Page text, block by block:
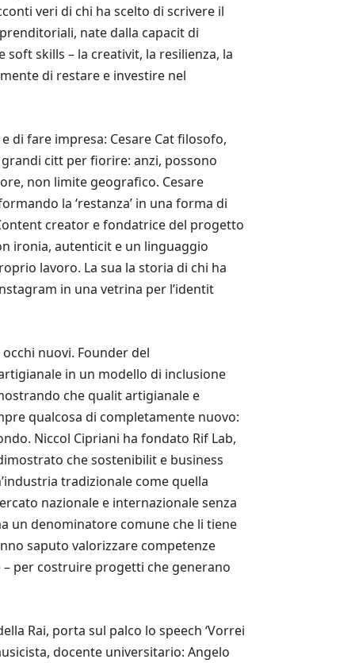
veri di chi ha scelto di scrivere il
nate dalla capacit di
skills – la creativit, la resilienza, la
di restare e investire nel
di fare impresa: Cesare Cat filosofo,
citt per fiorire: anzi, possono
non limite geografico. Cesare
la ‘restanza’ in una forma di
creator e fondatrice del progetto
ironia, autenticit e un linguaggio
lavoro. La sua la storia di chi ha
in una vetrina per l’identit
nuovi. Founder del
in un modello di inclusione
che qualit artigianale e
qualcosa di completamente nuovo:
Niccol Cipriani ha fondato Rif Lab,
che sostenibilit e business
tradizionale come quella
nazionale e internazionale senza
un denominatore comune che li tiene
saputo valorizzare competenze
per costruire progetti che generano
Rai, porta sul palco lo speech ‘Vorrei
docente universitario: Angelo